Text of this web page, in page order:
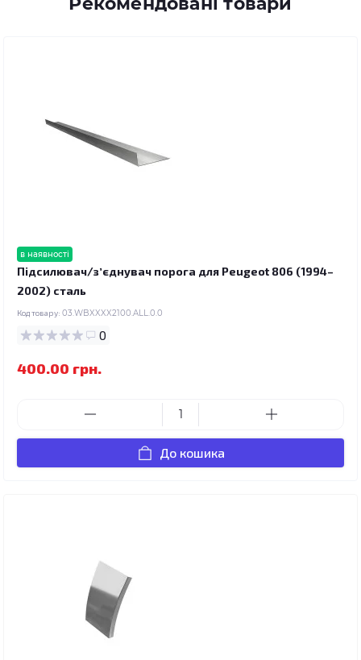
в наявності
Підсилювач/зʼєднувач порога для Peugeot 806 (1994–
2002) сталь
Код товару: 03.WBXXXX2100.ALL.0.0
0
400.00 грн.
До кошика